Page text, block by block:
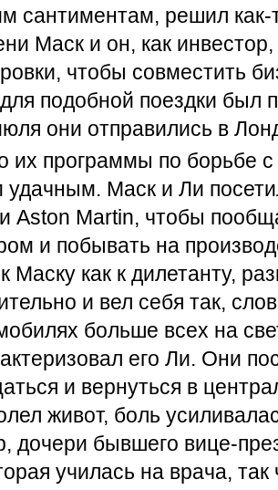
сантиментам, решил как-
Маск и он, как
чтобы совместить
подобной поездки был
они отправились в
их программы по борьбе
удачным. Маск и Ли
Aston Martin, чтобы
и побывать на
Маску как к дилетанту,
и вел себя так,
больше всех на
его Ли. Они
и вернуться в
живот, боль
дочери бывшего вице-
училась на врача,